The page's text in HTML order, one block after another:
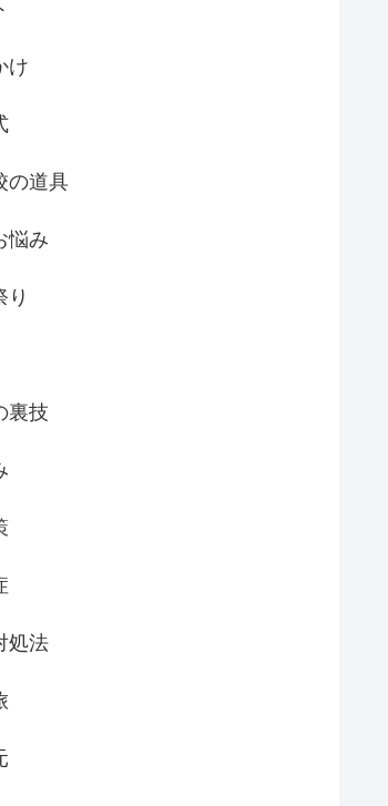
け
の道具
悩み
り
裏技
処法